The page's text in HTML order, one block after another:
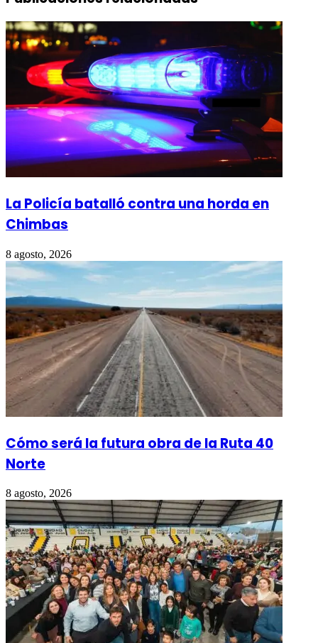
La Policía batalló contra una horda en
Chimbas
8 agosto, 2026
Cómo será la futura obra de la Ruta 40
Norte
8 agosto, 2026